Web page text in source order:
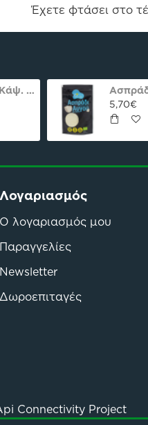
Έχετε φτάσει στο
Βερβερίνη 1500mg 60 Κάψ. Natures Plus Pro
5,70€
Λογαριασμός
Ο λογαριασμός μου
Παραγγελίες
Newsletter
Δωροεπιταγές
Connectivity Project